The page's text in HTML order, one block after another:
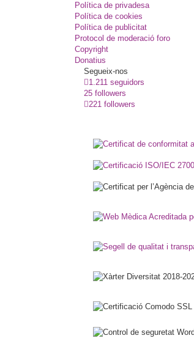
Política de privadesa
Política de cookies
Política de publicitat
Protocol de moderació foro
Copyright
Donatius
Segueix-nos
1.211 seguidors
25 followers
221 followers